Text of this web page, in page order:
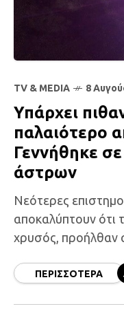
TV & MEDIA 8
Υπάρχει
παλαιότερο
Γεννήθηκε σε
άστρων
Νεότερες
αποκαλύπτουν ότι
χρυσός, προήλθαν
Αυτή η πληροφορία
ΠΕΡΙΣΣΌΤΕΡΑ